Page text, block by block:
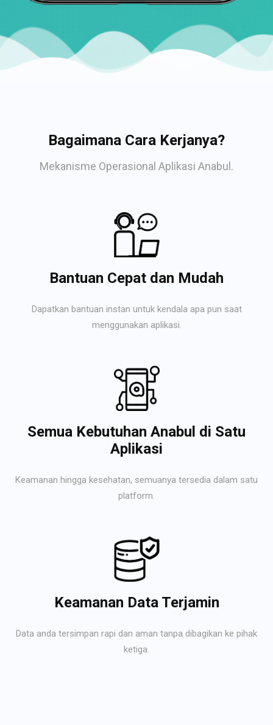
Bagaimana Cara Kerjanya?
Mekanisme Operasional Aplikasi Anabul.
Bantuan Cepat dan Mudah
Dapatkan bantuan instan untuk kendala apa pun saat
menggunakan aplikasi.
Semua Kebutuhan Anabul di Satu
Aplikasi
Keamanan hingga kesehatan, semuanya tersedia dalam satu
platform.
Keamanan Data Terjamin
Data anda tersimpan rapi dan aman tanpa dibagikan ke pihak
ketiga.